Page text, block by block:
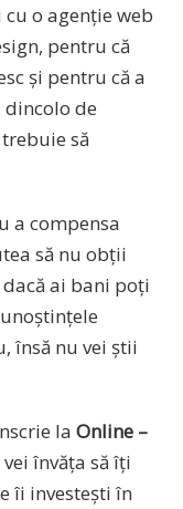
o agenție web
pentru că
și pentru că a
de
să
a compensa
să nu obții
ai bani poți
însă nu vei știi
la Online –
învăța să îți
îi investești în